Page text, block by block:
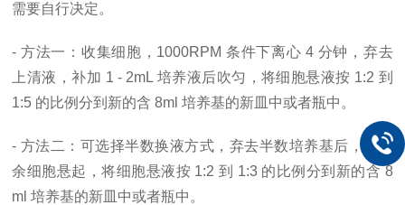
需要自行决定。
- 方法一：收集细胞，1000RPM 条件下离心 4 分钟，弃去
上清液，补加 1 - 2mL 培养液后吹匀，将细胞悬液按 1:2 到
1:5 的比例分到新的含 8ml 培养基的新皿中或者瓶中。
- 方法二：可选择半数换液方式，弃去半数培养基后，将剩
余细胞悬起，将细胞悬液按 1:2 到 1:3 的比例分到新的含 8
ml 培养基的新皿中或者瓶中。